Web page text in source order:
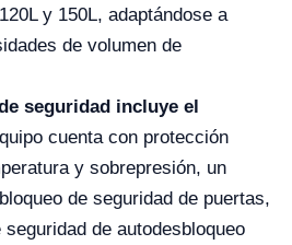
y 150L, adaptándose a
de volumen de
seguridad incluye el
cuenta con protección
y sobrepresión, un
de seguridad de puertas,
de autodesbloqueo